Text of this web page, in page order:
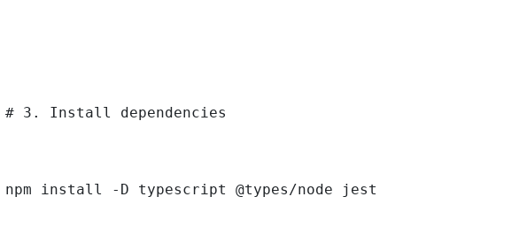
# 3. Install dependencies
npm install -D typescript @types/node jest